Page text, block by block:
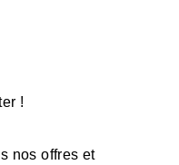
!
nos offres et